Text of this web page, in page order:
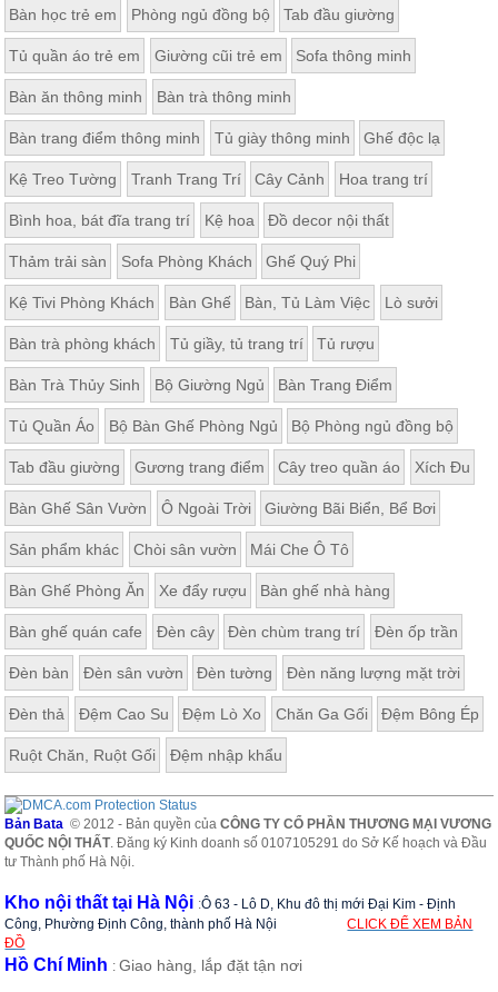
Bàn học trẻ em Phòng ngủ đồng bộ Tab đầu giường
Tủ quần áo trẻ em Giường cũi trẻ em Sofa thông minh
Bàn ăn thông minh Bàn trà thông minh
Bàn trang điểm thông minh Tủ giày thông minh Ghế độc lạ
Kệ Treo Tường Tranh Trang Trí Cây Cảnh Hoa trang trí
Bình hoa, bát đĩa trang trí Kệ hoa Đồ decor nội thất
Thảm trải sàn Sofa Phòng Khách Ghế Quý Phi
Kệ Tivi Phòng Khách Bàn Ghế Bàn, Tủ Làm Việc Lò sưởi
Bàn trà phòng khách Tủ giầy, tủ trang trí Tủ rượu
Bàn Trà Thủy Sinh Bộ Giường Ngủ Bàn Trang Điểm
Tủ Quần Áo Bộ Bàn Ghế Phòng Ngủ Bộ Phòng ngủ đồng bộ
Tab đầu giường Gương trang điểm Cây treo quần áo Xích Đu
Bàn Ghế Sân Vườn Ô Ngoài Trời Giường Bãi Biển, Bể Bơi
Sản phẩm khác Chòi sân vườn Mái Che Ô Tô
Bàn Ghế Phòng Ăn Xe đẩy rượu Bàn ghế nhà hàng
Bàn ghế quán cafe Đèn cây Đèn chùm trang trí Đèn ốp trần
Đèn bàn Đèn sân vườn Đèn tường Đèn năng lượng mặt trời
Đèn thả Đệm Cao Su Đệm Lò Xo Chăn Ga Gối Đệm Bông Ép
Ruột Chăn, Ruột Gối Đệm nhập khẩu
Bản Bata © 2012 - Bản quyền củaCÔNG TY CỔ PHẦN THƯƠNG MẠI VƯƠNG
QUỐC NỘI THẤT. Đăng ký Kinh doanh số 0107105291 do Sở Kế hoạch và Đầu
tư Thành phố Hà Nội.
Kho nội thất tại Hà Nội :Ô 63 - Lô D, Khu đô thị mới Đại Kim - Định
Công, Phường Định Công, thành phố Hà Nội
CLICK ĐỂ XEM BẢN
ĐỒ
Hồ Chí Minh :Giao hàng, lắp đặt tận nơi